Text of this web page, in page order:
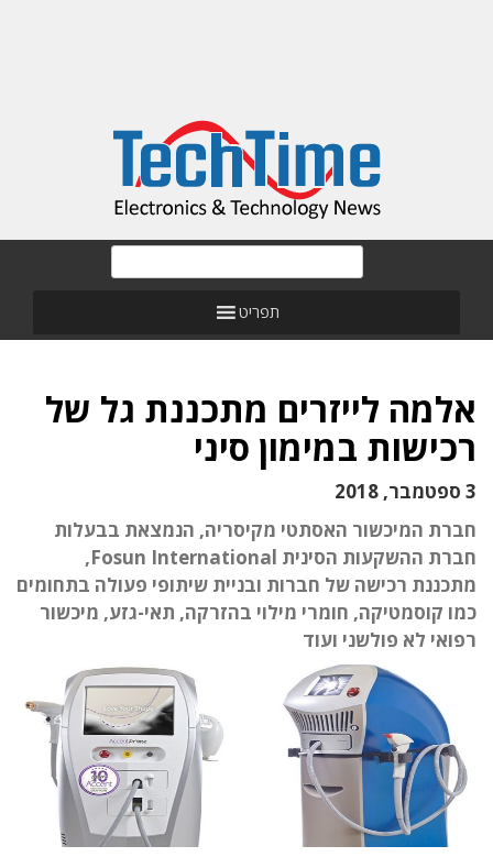
תפריט
אלמה לייזרים מתכננת גל של
רכישות במימון סיני
3 ספטמבר, 2018
חברת המיכשור האסתטי מקיסריה, הנמצאת בבעלות
חברת ההשקעות הסינית Fosun International,
מתכננת רכישה של חברות ובניית שיתופי פעולה בתחומים
כמו קוסמטיקה, חומרי מילוי בהזרקה, תאי-גזע, מיכשור
רפואי לא פולשני ועוד